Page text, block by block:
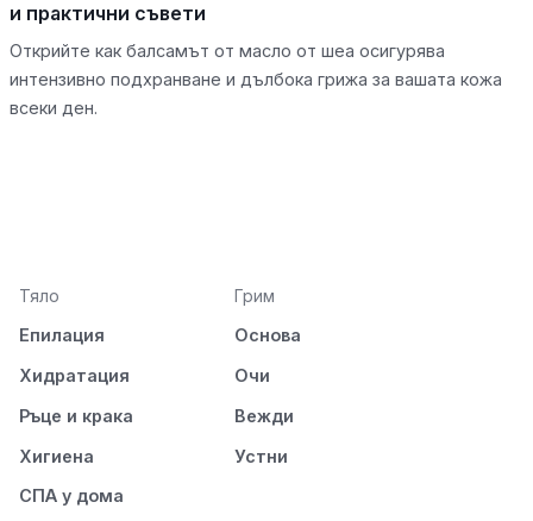
и практични съвети
Открийте как балсамът от масло от шеа осигурява
интензивно подхранване и дълбока грижа за вашата кожа
всеки ден.
Тяло
Епилация
Хидратация
Ръце и крака
Хигиена
СПА у дома
Грим
Основа
Очи
Вежди
Устни